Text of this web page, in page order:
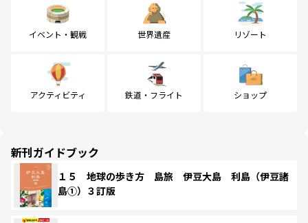
イベント・観戦 世界遺産 リゾート
アクティビティ 鉄道・フライト ショップ
新刊ガイドブック
１５ 地球の歩き方 島旅 伊豆大島 利島（伊豆諸
島①）３訂版